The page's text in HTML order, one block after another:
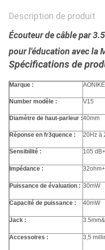
Description de produit
Écouteur de câble par
pour l'éducation avec la
Spécifications de
Marque : AONIKE
Number modèle : V15
Diamètre de haut-parleur :40mm
Réponse en fr3quence : 20Hz à
Sensibilité : 105
Impédance :
Puissance de évaluation : 30mW
Capacité de puissance : 40mW
Jack :
Accessoires : 3,5